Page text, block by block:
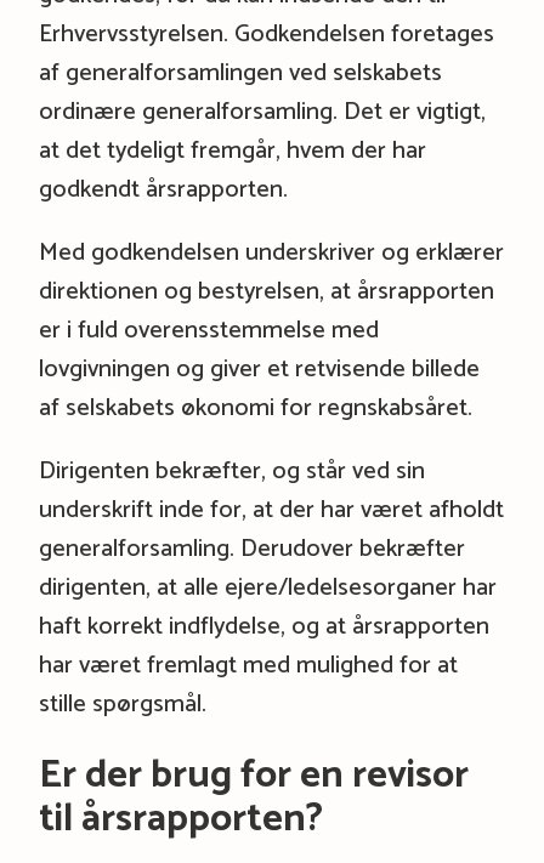
Erhvervsstyrelsen. Godkendelsen foretages
af generalforsamlingen ved selskabets
ordinære generalforsamling. Det er vigtigt,
at det tydeligt fremgår, hvem der har
godkendt årsrapporten.
Med godkendelsen underskriver og erklærer
direktionen og bestyrelsen, at årsrapporten
er i fuld overensstemmelse med
lovgivningen og giver et retvisende billede
af selskabets økonomi for regnskabsåret.
Dirigenten bekræfter, og står ved sin
underskrift inde for, at der har været afholdt
generalforsamling. Derudover bekræfter
dirigenten, at alle ejere/ledelsesorganer har
haft korrekt indflydelse, og at årsrapporten
har været fremlagt med mulighed for at
stille spørgsmål.
Er der brug for en revisor
til årsrapporten?